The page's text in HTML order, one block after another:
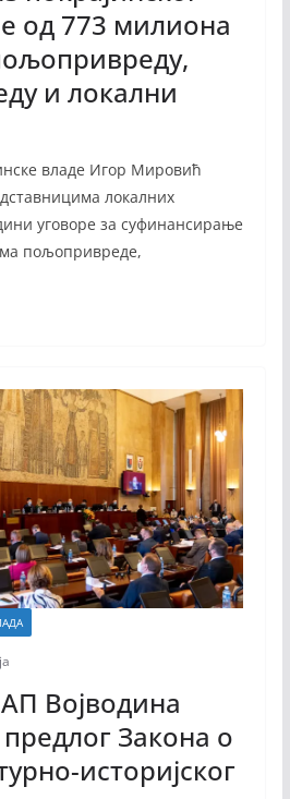
од 773 милиона
и локални
владе Игор Мировић
локалних
уговоре за суфинансирање
пољопривреде,
Војводина
предлог Закона о
историјског